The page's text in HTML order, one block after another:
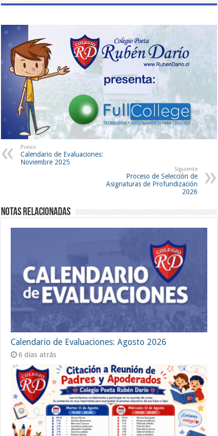
Previo
Calendario de Evaluaciones:
Noviembre 2025
Siguiente
Proceso de Selección de
Asignaturas de Profundización
2026
Notas Relacionadas
Calendario de Evaluaciones: Agosto 2026
6 días atrás